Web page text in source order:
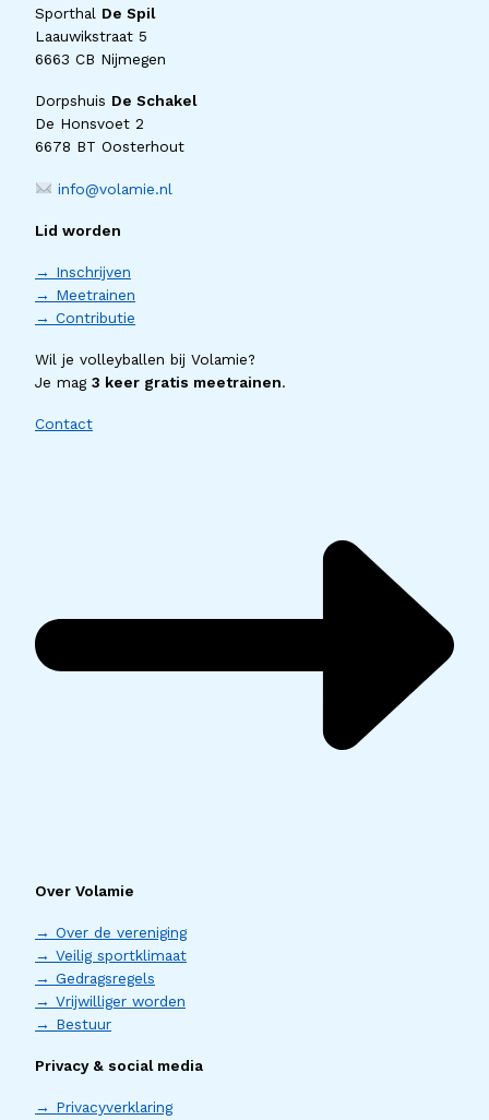
Sporthal De Spil
Laauwikstraat 5
6663 CB Nijmegen
Dorpshuis De Schakel
De Honsvoet 2
6678 BT Oosterhout
info@volamie.nl
Lid worden
→ Inschrijven
→ Meetrainen
→ Contributie
Wil je volleyballen bij Volamie?
Je mag 3 keer gratis meetrainen.
Contact
Over Volamie
→ Over de vereniging
→ Veilig sportklimaat
→ Gedragsregels
→ Vrijwilliger worden
→ Bestuur
Privacy & social media
→ Privacyverklaring